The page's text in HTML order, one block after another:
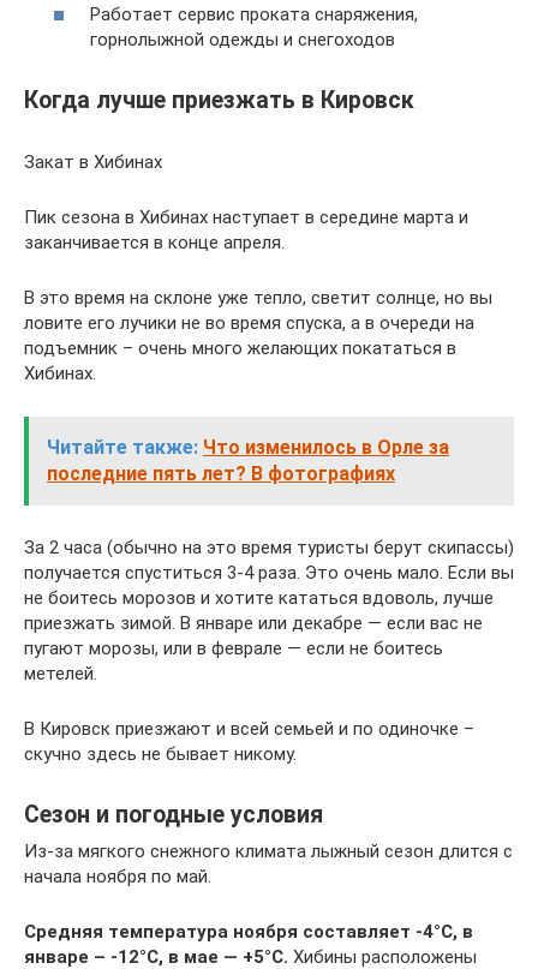
Работает сервис проката снаряжения,
горнолыжной одежды и снегоходов
Когда лучше приезжать в Кировск
Закат в Хибинах
Пик сезона в Хибинах наступает в середине марта и
заканчивается в конце апреля.
В это время на склоне уже тепло, светит солнце, но вы
ловите его лучики не во время спуска, а в очереди на
подъемник – очень много желающих покататься в
Хибинах.
Читайте также: Что изменилось в Орле за
последние пять лет? В фотографиях
За 2 часа (обычно на это время туристы берут скипассы)
получается спуститься 3-4 раза. Это очень мало. Если вы
не боитесь морозов и хотите кататься вдоволь, лучше
приезжать зимой. В январе или декабре — если вас не
пугают морозы, или в феврале — если не боитесь
метелей.
В Кировск приезжают и всей семьей и по одиночке –
скучно здесь не бывает никому.
Сезон и погодные условия
Из-за мягкого снежного климата лыжный сезон длится с
начала ноября по май.
Средняя температура ноября составляет -4°С, в
январе – -12°С, в мае — +5°С. Хибины расположены